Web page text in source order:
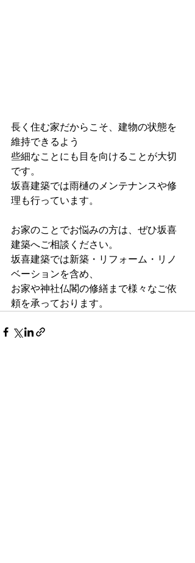
長く住む家だからこそ、建物の状態を
維持できるよう
些細なことにも目を向けることが大切
です。
坂喜建築では雨樋のメンテナンスや修
理も行っています。
お家のことでお悩みの方は、ぜひ坂喜
建築へご相談ください。
坂喜建築では新築・リフォーム・リノ
ベーションを含め、
お家や神社仏閣の修繕まで様々なご依
頼を承っております。